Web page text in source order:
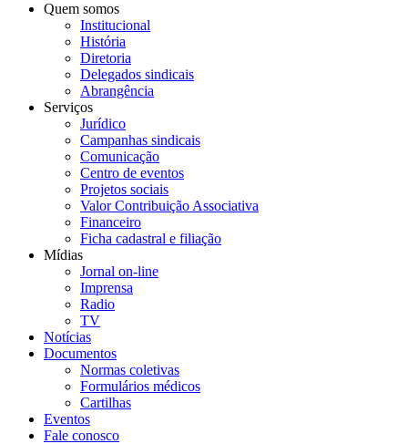
Quem somos
Institucional
História
Diretoria
Delegados sindicais
Abrangência
Serviços
Jurídico
Campanhas sindicais
Comunicação
Centro de eventos
Projetos sociais
Valor Contribuição Associativa
Financeiro
Ficha cadastral e filiação
Mídias
Jornal on-line
Imprensa
Radio
TV
Notícias
Documentos
Normas coletivas
Formulários médicos
Cartilhas
Eventos
Fale conosco